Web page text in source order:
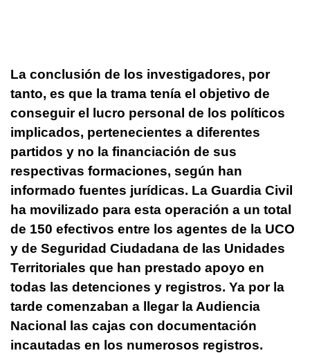
La conclusión de los investigadores, por
tanto, es que la trama tenía el objetivo de
conseguir el lucro personal de los políticos
implicados, pertenecientes a diferentes
partidos y no la financiación de sus
respectivas formaciones, según han
informado fuentes jurídicas. La Guardia Civil
ha movilizado para esta operación a un total
de 150 efectivos entre los agentes de la UCO
y de Seguridad Ciudadana de las Unidades
Territoriales que han prestado apoyo en
todas las detenciones y registros. Ya por la
tarde comenzaban a llegar la Audiencia
Nacional las cajas con documentación
incautadas en los numerosos registros.